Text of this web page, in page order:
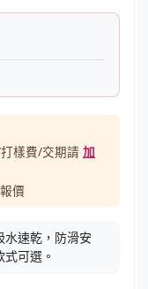
樣費/交期請 加
價
水速乾，防滑安
可選。